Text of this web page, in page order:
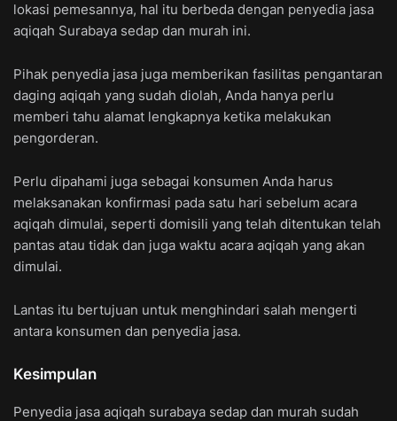
lokasi pemesannya, hal itu berbeda dengan penyedia jasa
aqiqah Surabaya sedap dan murah ini.
Pihak penyedia jasa juga memberikan fasilitas pengantaran
daging aqiqah yang sudah diolah, Anda hanya perlu
memberi tahu alamat lengkapnya ketika melakukan
pengorderan.
Perlu dipahami juga sebagai konsumen Anda harus
melaksanakan konfirmasi pada satu hari sebelum acara
aqiqah dimulai, seperti domisili yang telah ditentukan telah
pantas atau tidak dan juga waktu acara aqiqah yang akan
dimulai.
Lantas itu bertujuan untuk menghindari salah mengerti
antara konsumen dan penyedia jasa.
Kesimpulan
Penyedia jasa aqiqah surabaya sedap dan murah sudah